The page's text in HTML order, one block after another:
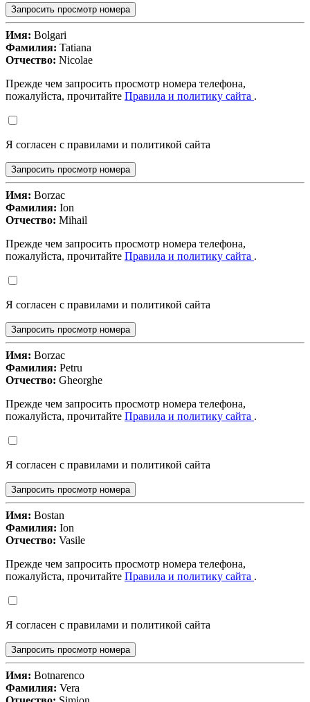
Запросить просмотр номера
Имя: Bolgari
Фамилия: Tatiana
Отчество: Nicolae
Прежде чем запросить просмотр номера телефона,
пожалуйста, прочитайте Правила и политику сайта .
Я согласен с правилами и политикой сайта
Запросить просмотр номера
Имя: Borzac
Фамилия: Ion
Отчество: Mihail
Прежде чем запросить просмотр номера телефона,
пожалуйста, прочитайте Правила и политику сайта .
Я согласен с правилами и политикой сайта
Запросить просмотр номера
Имя: Borzac
Фамилия: Petru
Отчество: Gheorghe
Прежде чем запросить просмотр номера телефона,
пожалуйста, прочитайте Правила и политику сайта .
Я согласен с правилами и политикой сайта
Запросить просмотр номера
Имя: Bostan
Фамилия: Ion
Отчество: Vasile
Прежде чем запросить просмотр номера телефона,
пожалуйста, прочитайте Правила и политику сайта .
Я согласен с правилами и политикой сайта
Запросить просмотр номера
Имя: Botnarenco
Фамилия: Vera